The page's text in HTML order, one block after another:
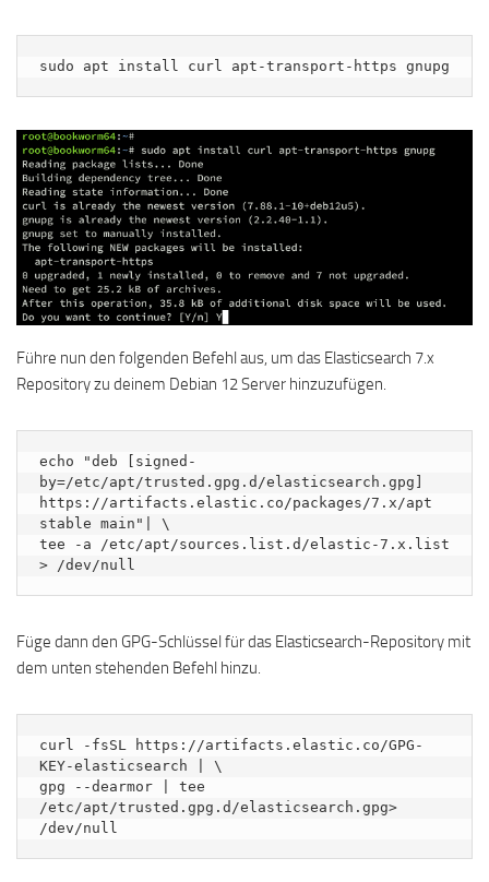
sudo apt install curl apt-transport-https gnupg
Führe nun den folgenden Befehl aus, um das Elasticsearch 7.x
Repository zu deinem Debian 12 Server hinzuzufügen.
echo "deb [signed-
by=/etc/apt/trusted.gpg.d/elasticsearch.gpg]
https://artifacts.elastic.co/packages/7.x/apt
stable main"| \
tee -a /etc/apt/sources.list.d/elastic-7.x.list
> /dev/null
Füge dann den GPG-Schlüssel für das Elasticsearch-Repository mit
dem unten stehenden Befehl hinzu.
curl -fsSL https://artifacts.elastic.co/GPG-
KEY-elasticsearch | \
gpg --dearmor | tee
/etc/apt/trusted.gpg.d/elasticsearch.gpg>
/dev/null